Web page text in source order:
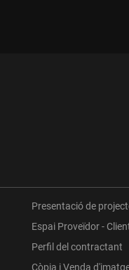
Presentació de
Espai Proveïdor -
Perfil del contractant
Còpia i Venda